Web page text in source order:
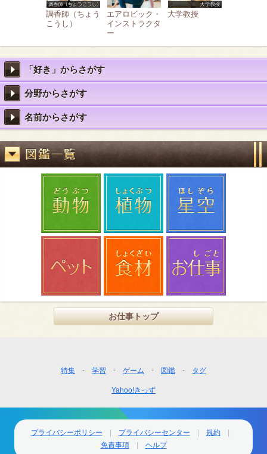
調香師（ちょう
こうし）
エアロビック・
インストラクタ
ー
大学教授
「好き」からさがす
分野からさがす
名前からさがす
お仕事トップ
ー
ナ
ビ
特集 学習 ゲーム 図鑑 タグ
Yahoo!きっず
プライバシーポリシー プライバシーセンター
規約
免責事項
ヘルプ